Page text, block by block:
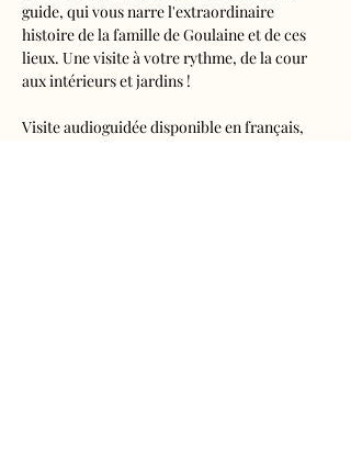
guide, qui vous narre l'extraordinaire
histoire de la famille de Goulaine et de ces
lieux. Une visite à votre rythme, de la cour
aux intérieurs et jardins !
Visite audioguidée disponible en français,